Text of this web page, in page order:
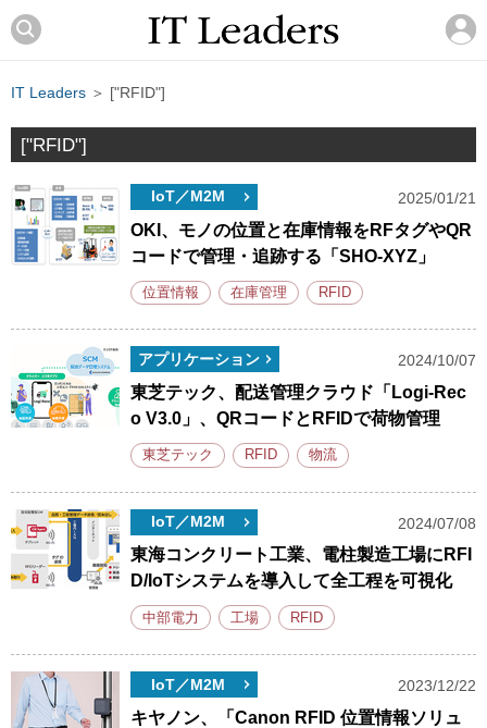
IT Leaders ＞ ["RFID"]
["RFID"]
IoT／M2M 2025/01/21
OKI、モノの位置と在庫情報をRFタグやQR
コードで管理・追跡する「SHO-XYZ」
位置情報 在庫管理 RFID
アプリケーション 2024/10/07
東芝テック、配送管理クラウド「Logi-Rec
o V3.0」、QRコードとRFIDで荷物管理
東芝テック RFID 物流
IoT／M2M 2024/07/08
東海コンクリート工業、電柱製造工場にRFI
D/IoTシステムを導入して全工程を可視化
中部電力 工場 RFID
IoT／M2M 2023/12/22
キヤノン、「Canon RFID 位置情報ソリュ